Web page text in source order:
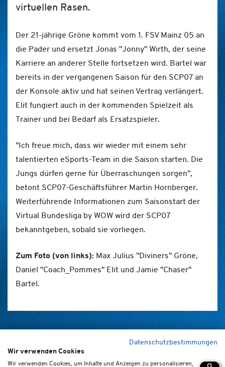
virtuellen Rasen.
Der 21-jährige Gröne kommt vom 1. FSV Mainz 05 an
die Pader und ersetzt Jonas "Jonny" Wirth, der seine
Karriere an anderer Stelle fortsetzen wird. Bartel war
bereits in der vergangenen Saison für den SCP07 an
der Konsole aktiv und hat seinen Vertrag verlängert.
Elit fungiert auch in der kommenden Spielzeit als
Trainer und bei Bedarf als Ersatzspieler.
"Ich freue mich, dass wir wieder mit einem sehr
talentierten eSports-Team in die Saison starten. Die
Jungs dürfen gerne für Überraschungen sorgen",
betont SCP07-Geschäftsführer Martin Hornberger.
Weiterführende Informationen zum Saisonstart der
Virtual Bundesliga by WOW wird der SCP07
bekanntgeben, sobald sie vorliegen.
Zum Foto (von links): Max Julius "Diviners" Gröne,
Daniel "Coach_Pommes" Elit und Jamie "Chaser"
Bartel.
Home Kontakt Newsletter FAQ (de/en) Impressum
Datenschutzbestimmungen
Wir verwenden Cookies
Wir verwenden Cookies, um Inhalte und Anzeigen zu personalisieren,